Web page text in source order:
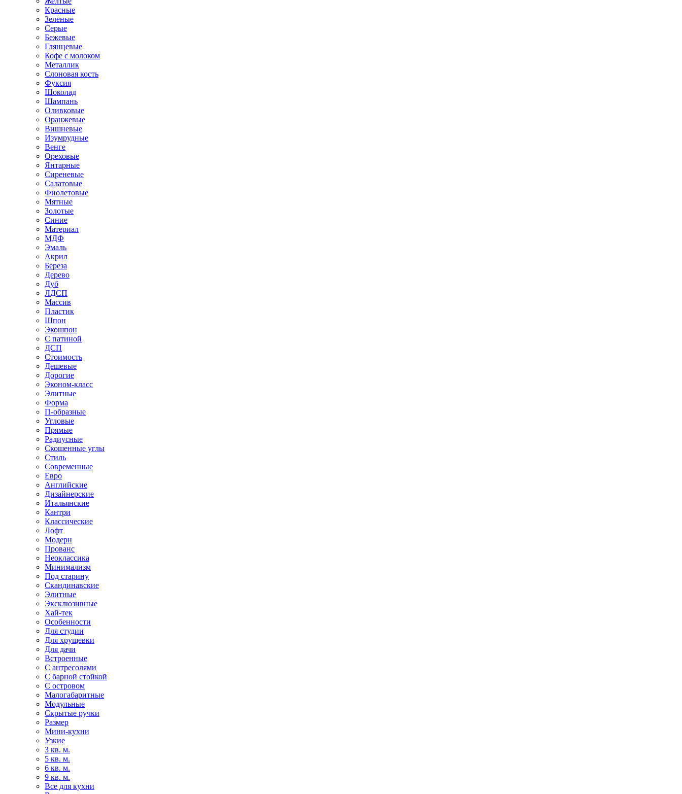
Красные
Зеленые
Серые
Бежевые
Глянцевые
Кофе с молоком
Металлик
Слоновая кость
Фуксия
Шоколад
Шампань
Оливковые
Оранжевые
Вишневые
Изумрудные
Венге
Ореховые
Янтарные
Сиреневые
Салатовые
Фиолетовые
Мятные
Золотые
Синие
Материал
МДФ
Эмаль
Акрил
Береза
Дерево
Дуб
ЛДСП
Массив
Пластик
Шпон
Экошпон
С патиной
ДСП
Стоимость
Дешевые
Дорогие
Эконом-класс
Элитные
Форма
П-образные
Угловые
Прямые
Радиусные
Скошенные углы
Стиль
Современные
Евро
Английские
Дизайнерские
Итальянские
Кантри
Классические
Лофт
Модерн
Прованс
Неоклассика
Минимализм
Под старину
Скандинавские
Элитные
Эксклюзивные
Хай-тек
Особенности
Для студии
Для хрущевки
Для дачи
Встроенные
С антресолями
С барной стойкой
С островом
Малогабаритные
Модульные
Скрытые ручки
Размер
Мини-кухни
Узкие
3 кв. м.
5 кв. м.
6 кв. м.
9 кв. м.
Все для кухни